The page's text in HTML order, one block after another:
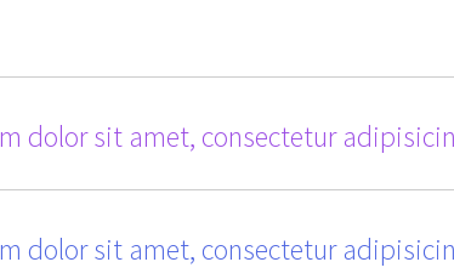
dolor sit amet, consectetur
dolor sit amet, consectetur